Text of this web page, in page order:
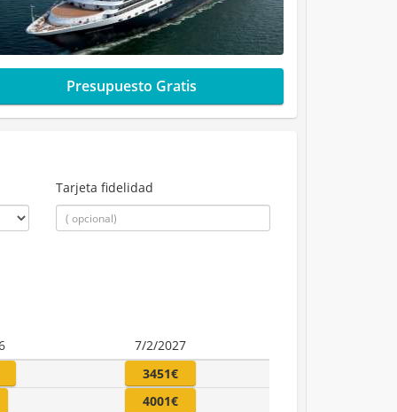
Presupuesto Gratis
Tarjeta fidelidad
7/2/2027
3451€
4001€